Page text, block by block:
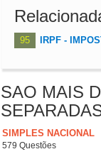
95 IRPF -
SAO MAIS
SIMPLES NACIONAL
579 Questões